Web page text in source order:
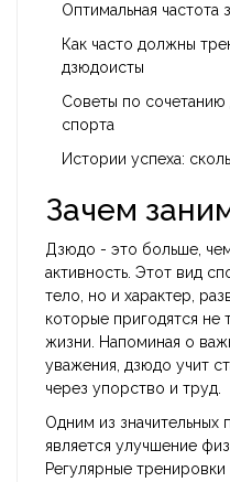
Оптимальная частота
Как часто должны
дзюдоисты
Советы по
спорта
Истории успеха:
Зачем
Дзюдо - это больше,
активность. Этот вид
тело, но и характер,
которые пригодятся не
жизни. Напоминая о
уважения, дзюдо учит
через упорство и труд.
Одним из значительных
является улучшение
Регулярные